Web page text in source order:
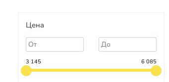
Цена
3 145 6 085